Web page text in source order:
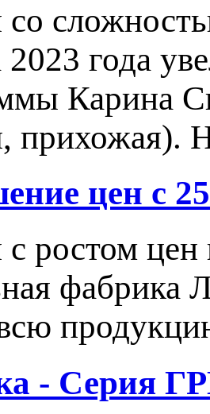
со
2023 года
Карина
прихожая).
цен с
с ростом
- Серия